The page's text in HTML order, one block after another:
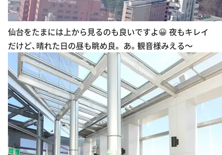
仙台をたまには上から見るのも良いですよ😀 夜もキレイ
だけど、晴れた日の昼も眺め良。 あ。観音様みえる〜